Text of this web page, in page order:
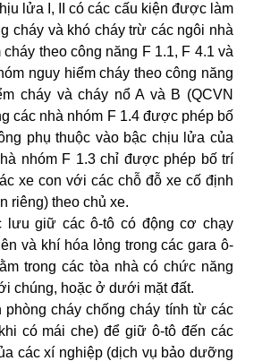
lửa I, II có các cấu kiện được làm
cháy và khó cháy trừ các ngôi nhà
theo công năng F 1.1, F 4.1 và
nguy hiểm cháy theo công năng
cháy và cháy nổ A và B (QCVN
các nhà nhóm F 1.4 được phép bố
phụ thuộc vào bậc chịu lửa của
nhóm F 1.3 chỉ được phép bố trí
xe con với các chỗ đỗ xe cố định
riêng) theo chủ xe.
giữ các ô-tô có động cơ chạy
và khí hóa lỏng trong các gara ô-
trong các tòa nhà có chức năng
chúng, hoặc ở dưới mặt đất.
phòng cháy chống cháy tính từ các
có mái che) để giữ ô-tô đến các
các xí nghiệp (dịch vụ bảo dưỡng